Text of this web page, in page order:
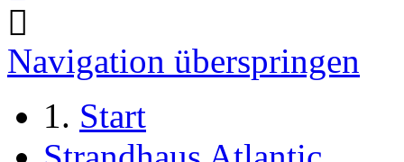
Navigation überspringen
Start